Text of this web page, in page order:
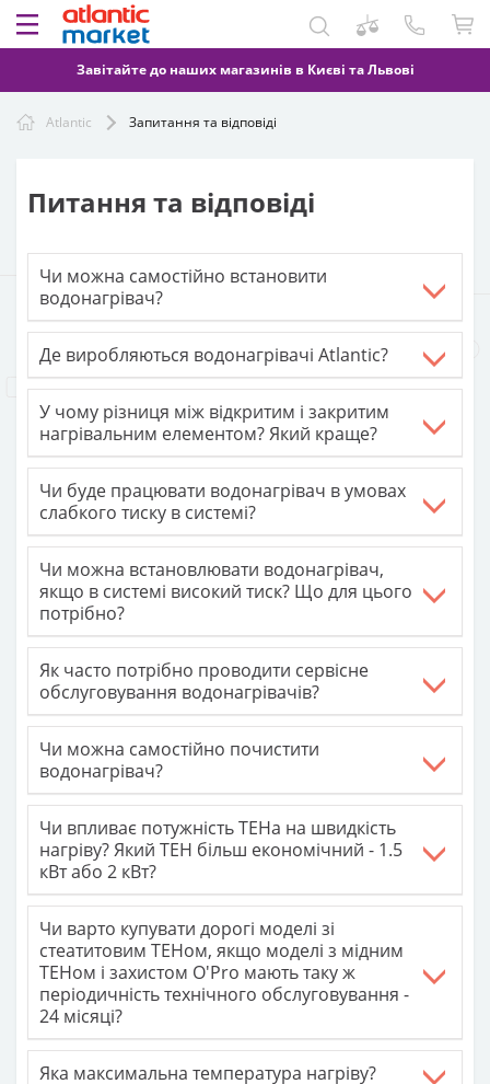
Завітайте до наших магазинів в Києві та Львові
Atlantic Запитання та відповіді
Питання та відповіді
Чи можна самостійно встановити
водонагрівач?
Де виробляються водонагрівачі Atlantic?
У чому різниця між відкритим і закритим
нагрівальним елементом? Який краще?
Чи буде працювати водонагрівач в умовах
слабкого тиску в системі?
Чи можна встановлювати водонагрівач,
якщо в системі високий тиск? Що для цього
потрібно?
Як часто потрібно проводити сервісне
обслуговування водонагрівачів?
Чи можна самостійно почистити
водонагрівач?
Чи впливає потужність ТЕНа на швидкість
нагріву? Який ТЕН більш економічний - 1.5
кВт або 2 кВт?
Чи варто купувати дорогі моделі зі
стеатитовим ТЕНом, якщо моделі з мідним
ТЕНом і захистом О'Pro мають таку ж
періодичність технічного обслуговування -
24 місяці?
Яка максимальна температура нагріву?